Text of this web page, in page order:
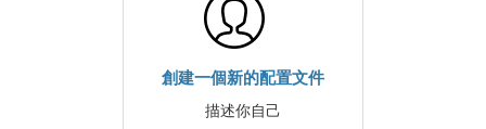
創建一個新的配置文件
描述你自己